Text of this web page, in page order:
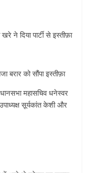
ने दिया पार्टी से इस्तीफ़ा
बरार को सौंपा इस्तीफ़ा
महासचिव धनेस्वर
सूर्यकांत केशी और